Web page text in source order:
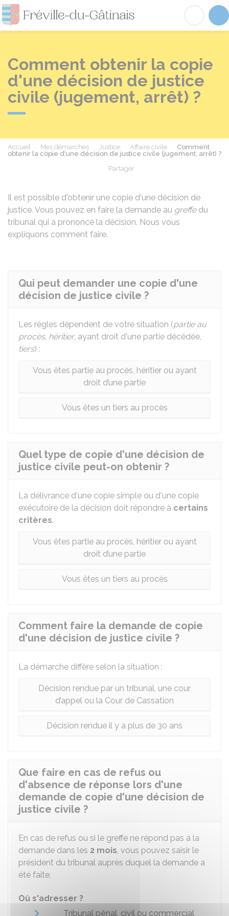
Fréville-du-
Comment obtenir la copie
d'une décision de justice
civile (jugement, arrêt) ?
Accueil Mes démarches Justice Affaire civile
Comment
obtenir la copie d'une décision de justice civile (jugement, arrêt) ?
Partager
Il est possible d'obtenir une copie d'une décision de
justice. Vous pouvez en faire la demande au greffedu
tribunal qui a prononcé la décision. Nous vous
expliquons comment faire.
Qui peut demander une copie d'une
décision de justice civile ?
Les règles dépendent de votre situation (partie au
procès, héritier, ayant droit d'une partie décédée,
tiers) :
Vous êtes partie au procès, héritier ou ayant
droit d’une partie
Vous êtes un tiers au procès
Quel type de copie d'une décision de
justice civile peut-on obtenir ?
La délivrance d'une copie simple ou d'une copie
exécutoire de la décision doit répondre à certains
critères.
Vous êtes partie au procès, héritier ou ayant
droit d’une partie
Vous êtes un tiers au procès
Comment faire la demande de copie
d'une décision de justice civile ?
La démarche diffère selon la situation :
Décision rendue par un tribunal, une cour
d’appel ou la Cour de Cassation
Décision rendue il y a plus de 30 ans
Que faire en cas de refus ou
d'absence de réponse lors d'une
demande de copie d'une décision de
justice civile ?
En cas de refus ou si le greffe ne répond pas à la
demande dans les 2 mois, vous pouvez saisir le
président du tribunal auprès duquel la demande a
été faite.
Où s'adresser ?
Tribunal pénal, civil ou commercial